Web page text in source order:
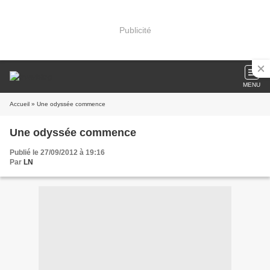
Publicité
MENU
Accueil » Une odyssée commence
Une odyssée commence
Publié le 27/09/2012 à 19:16
Par LN